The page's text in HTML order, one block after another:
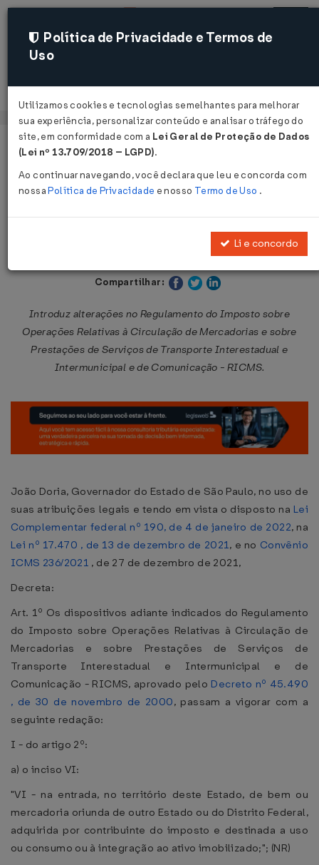
Acessar
Página Inicial Legislações
Decreto Nº 66559 DE 11/03/2022
Publicado no DOE - SP em 12 mar 2022
Compartilhar:
Introduz alterações no Regulamento do Imposto sobre
Operações Relativas à Circulação de Mercadorias e sobre
Prestações de Serviços de Transporte Interestadual e
Intermunicipal e de Comunicação - RICMS.
João Doria, Governador do Estado de São Paulo, no uso de
suas atribuições legais e tendo em vista o disposto na Lei
Complementar federal nº 190, de 4 de janeiro de 2022, na
Lei nº 17.470 , de 13 de dezembro de 2021, e no Convênio
ICMS 236/2021 , de 27 de dezembro de 2021,
Decreta:
Art. 1º Os dispositivos adiante indicados do Regulamento
do Imposto sobre Operações Relativas à Circulação de
Mercadorias e sobre Prestações de Serviços de
Transporte Interestadual e Intermunicipal e de
Comunicação - RICMS, aprovado pelo Decreto nº 45.490
, de 30 de novembro de 2000, passam a vigorar com a
seguinte redação:
I - do artigo 2º:
a) o inciso VI:
"VI - na entrada, no território deste Estado, de bem ou
mercadoria oriunda de outro Estado ou do Distrito Federal,
adquirida por contribuinte do imposto e destinada a uso
ou consumo ou à integração ao ativo imobilizado;"; (NR)
Política de Privacidade e Termos de
Uso
Utilizamos cookies e tecnologias semelhantes para melhorar
sua experiência, personalizar conteúdo e analisar o tráfego do
site, em conformidade com a Lei Geral de Proteção de Dados
(Lei nº 13.709/2018 – LGPD).
Ao continuar navegando, você declara que leu e concorda com
nossaPolítica de Privacidade e nosso Termo de Uso .
Li e concordo